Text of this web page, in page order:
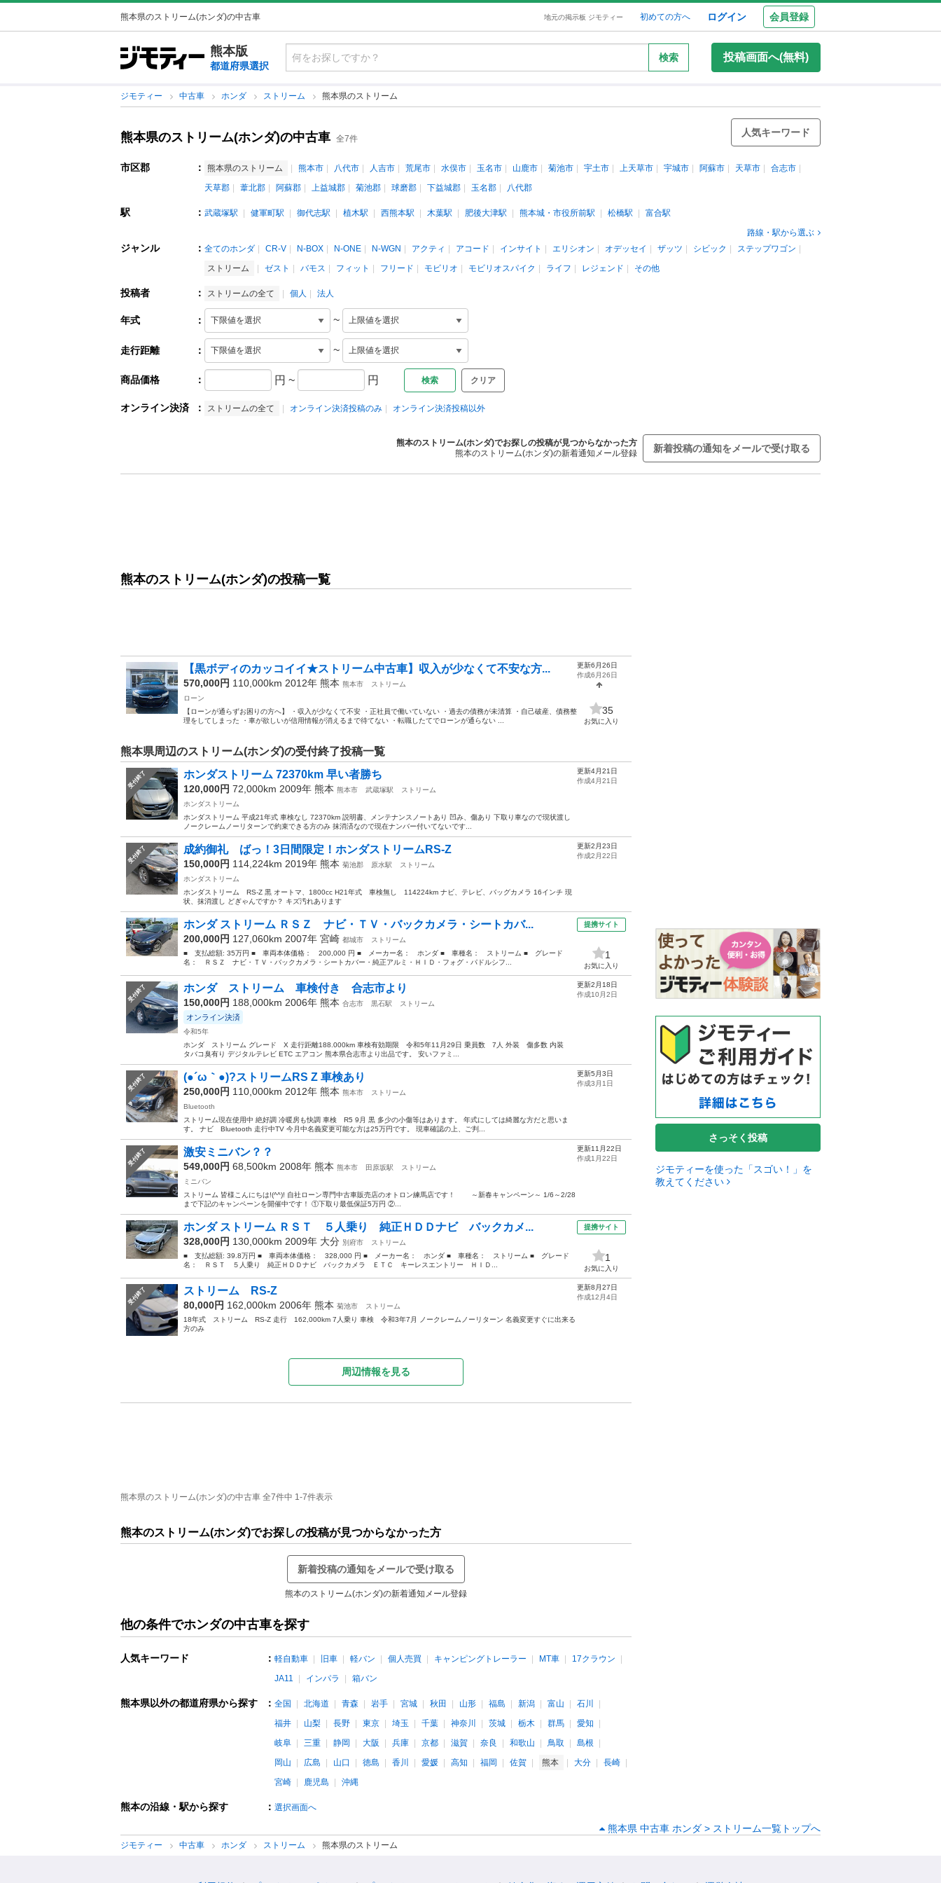
熊本県のストリーム(ホンダ)の中古車 地元の掲示板 ジモティー 初めての方へ ログイン 会員登録
熊本版
都道府県選択
検索 投稿画面へ(無料)
ジモティー 中古車 ホンダ ストリーム 熊本県のストリーム
熊本県のストリーム(ホンダ)の中古車 全7件
人気キーワード
市区郡 ： 熊本県のストリーム 熊本市 八代市 人吉市 荒尾市 水俣市 玉名市 山鹿市 菊池市 宇土市 上天草市 宇城市 阿蘇市 天草市
合志市
天草郡
葦北郡 阿蘇郡 上益城郡 菊池郡 球磨郡 下益城郡 玉名郡 八代郡
駅 ： 武蔵塚駅 健軍町駅 御代志駅 植木駅 西熊本駅 木葉駅 肥後大津駅 熊本城・市役所前駅 松橋駅
富合駅
路線・駅から選ぶ
ジャンル ： 全てのホンダ CR-V N-BOX N-ONE N-WGN アクティ アコード インサイト エリシオン オデッセイ ザッツ シビック
ステップワゴン
ストリーム
ゼスト バモス フィット フリード モビリオ モビリオスパイク ライフ レジェンド その他
投稿者 ： ストリームの全て 個人 法人
年式 ： ~
走行距離 ： ~
商品価格 ： 円 ~ 円 クリア
オンライン決済 ： ストリームの全て オンライン決済投稿のみ オンライン決済投稿以外
熊本のストリーム(ホンダ)でお探しの投稿が見つからなかった方
熊本のストリーム(ホンダ)の新着通知メール登録
新着投稿の通知をメールで受け取る
熊本のストリーム(ホンダ)の投稿一覧
【黒ボディのカッコイイ★ストリーム中古車】収入が少なくて不安な方...
570,000円 110,000km 2012年 熊本 熊本市
ストリーム
ローン
【ローンが通らずお困りの方へ】 ・収入が少なくて不安 ・正社員で働いていない ・過去の債務が未清算 ・自己破産、債務整
理をしてしまった ・車が欲しいが信用情報が消えるまで待てない ・転職したてでローンが通らない ...
更新6月26日
作成6月26日
35
お気に入り
熊本県周辺のストリーム(ホンダ)の受付終了投稿一覧
受付終了 ホンダストリーム 72370km 早い者勝ち
120,000円 72,000km 2009年 熊本 熊本市 武蔵塚駅
ストリーム
ホンダストリーム
ホンダストリーム 平成21年式 車検なし 72370km 説明書、メンテナンスノートあり 凹み、傷あり 下取り車なので現状渡し
ノークレームノーリターンで約束できる方のみ 抹消済なので現在ナンバー付いてないです...
更新4月21日
作成4月21日
受付終了 成約御礼 ばっ！3日間限定！ホンダストリームRS-Z
150,000円 114,224km 2019年 熊本 菊池郡 原水駅
ストリーム
ホンダストリーム
ホンダストリーム RS-Z 黒 オートマ、1800cc H21年式 車検無し 114224km ナビ、テレビ、バッグカメラ 16インチ 現
状、抹消渡し どぎゃんですか？ キズ汚れあります
更新2月23日
作成2月22日
ホンダ ストリーム ＲＳＺ ナビ・ＴＶ・バックカメラ・シートカバ...
200,000円 127,060km 2007年 宮崎 都城市
ストリーム
■ 支払総額: 35万円 ■ 車両本体価格： 200,000 円 ■ メーカー名： ホンダ ■ 車種名： ストリーム ■ グレード
名： ＲＳＺ ナビ・ＴＶ・バックカメラ・シートカバー・純正アルミ・ＨＩＤ・フォグ・パドルシフ...
提携サイト
1
お気に入り
受付終了 ホンダ ストリーム 車検付き 合志市より
150,000円 188,000km 2006年 熊本 合志市 黒石駅 ストリーム
オンライン決済
令和5年
ホンダ ストリーム グレード X 走行距離188.000km 車検有効期限 令和5年11月29日 乗員数 7人 外装 傷多数 内装
タバコ臭有り デジタルテレビ ETC エアコン 熊本県合志市より出品です。 安いファミ...
更新2月18日
作成10月2日
受付終了 (●´ω｀●)?ストリームRS Z 車検あり
250,000円 110,000km 2012年 熊本 熊本市
ストリーム
Bluetooth
ストリーム現在使用中 絶好調 冷暖房も快調 車検 R5 9月 黒 多少の小傷等はあります。 年式にしては綺麗な方だと思いま
す。 ナビ Bluetooth 走行中TV 今月中名義変更可能な方は25万円です。 現車確認の上、ご判...
更新5月3日
作成3月1日
受付終了 激安ミニバン？？
549,000円 68,500km 2008年 熊本 熊本市 田原坂駅
ストリーム
ミニバン
ストリーム 皆様こんにちは!(^^)! 自社ローン専門中古車販売店のオトロン練馬店です！ ～新春キャンペーン～ 1/6～2/28
まで下記のキャンペーンを開催中です！ ①下取り最低保証5万円 ②...
更新11月22日
作成1月22日
ホンダ ストリーム ＲＳＴ ５人乗り 純正ＨＤＤナビ バックカメ...
328,000円 130,000km 2009年 大分 別府市
ストリーム
■ 支払総額: 39.8万円 ■ 車両本体価格： 328,000 円 ■ メーカー名： ホンダ ■ 車種名： ストリーム ■ グレード
名： ＲＳＴ ５人乗り 純正ＨＤＤナビ バックカメラ ＥＴＣ キーレスエントリー ＨＩＤ...
提携サイト
1
お気に入り
受付終了 ストリーム RS-Z
80,000円 162,000km 2006年 熊本 菊池市
ストリーム
18年式 ストリーム RS-Z 走行 162,000km 7人乗り 車検 令和3年7月 ノークレームノーリターン 名義変更すぐに出来る
方のみ
更新8月27日
作成12月4日
周辺情報を見る
熊本県のストリーム(ホンダ)の中古車 全7件中 1-7件表示
熊本のストリーム(ホンダ)でお探しの投稿が見つからなかった方
新着投稿の通知をメールで受け取る
熊本のストリーム(ホンダ)の新着通知メール登録
他の条件でホンダの中古車を探す
人気キーワード ： 軽自動車 旧車 軽バン 個人売買 キャンピングトレーラー MT車
17クラウン
JA11
インパラ 箱バン
熊本県以外の都道府県から探す ： 全国 北海道 青森 岩手 宮城 秋田 山形 福島 新潟 富山
石川
福井
山梨 長野 東京 埼玉 千葉 神奈川 茨城 栃木 群馬
愛知
岐阜
三重 静岡 大阪 兵庫 京都 滋賀 奈良 和歌山 鳥取
島根
岡山
広島 山口 徳島 香川 愛媛 高知 福岡 佐賀 熊本 大分
長崎
宮崎
鹿児島 沖縄
熊本の沿線・駅から探す ： 選択画面へ
さっそく投稿
ジモティーを使った「スゴい！」を
教えてください
熊本県 中古車 ホンダ > ストリーム一覧トップへ
ジモティー 中古車 ホンダ ストリーム 熊本県のストリーム